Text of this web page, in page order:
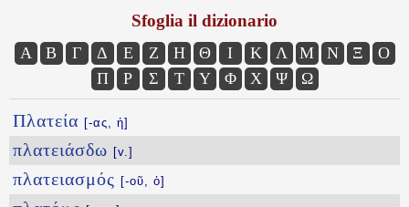
Sfoglia il dizionario
Α Β Γ Δ Ε Ζ Η Θ Ι Κ Λ Μ Ν Ξ
Ο
Π
Ρ Σ Τ Υ Φ Χ Ψ Ω
Πλατεία [-ας, ἡ]
πλατειάσδω [v.]
πλατειασμός [-οῦ, ὁ]